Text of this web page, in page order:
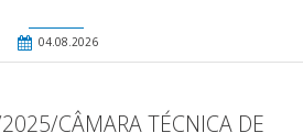
04.08.2026
CÂMARA TÉCNICA DE